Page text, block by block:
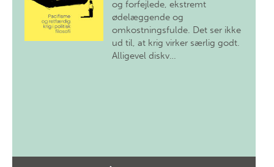
og forfejlede, ekstremt
ødelæggende og
omkostningsfulde. Det ser ikke
ud til, at krig virker særlig godt.
Alligevel diskv…